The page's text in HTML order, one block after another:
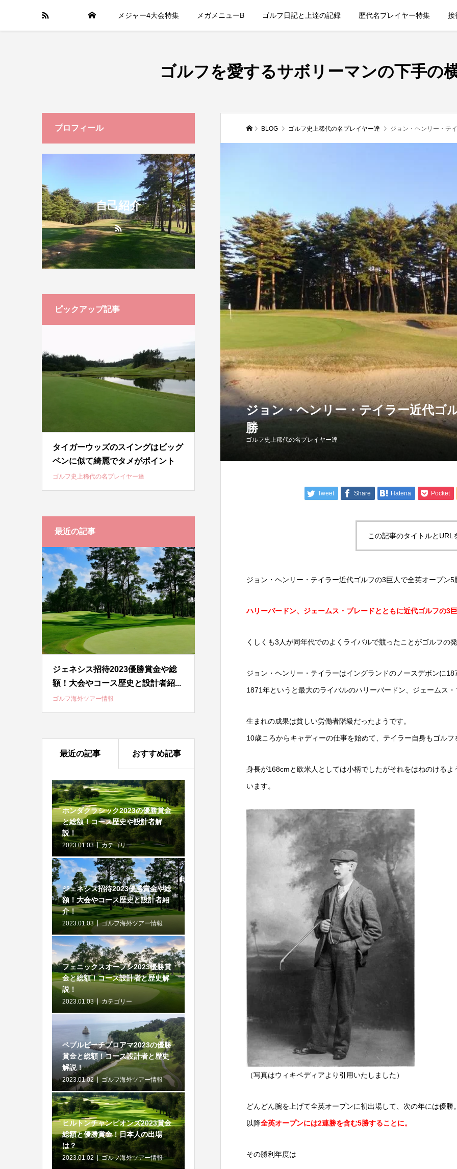
メジャー4大会特集 メガメニューB ゴルフ日記と上達の記録 歴代名プレイヤー特集 接
ゴルフを愛するサボリーマンの下手の
BLOG ゴルフ史上稀代の名プレイヤー達 ジョン・ヘンリー・テ
ジョン・ヘンリー・テイラー近代ゴ
勝
ゴルフ史上稀代の名プレイヤー達
Tweet Share Hatena Pocket
この記事のタイトルとURL
ジョン・ヘンリー・テイラー近代ゴルフの3巨人で全英オープン
ハリーバードン、ジェームス・ブレードとともに近代ゴルフの3
くしくも3人が同年代でのよくライバルで競ったことがゴルフの
ジョン・ヘンリー・テイラーはイングランドのノースデボンに
1871年というと最大のライバルのハリーバードン、ジェームス
生まれの成果は貧しい労働者階級だったようです。
10歳ころからキャディーの仕事を始めて、テイラー自身もゴル
身長が168cmと欧米人としては小柄でしたがそれをはねのける
います。
（写真はウィキペディアより引用いたしました）
どんどん腕を上げて全英オープンに初出場して、次の年には優勝
以降全英オープンには2連勝を含む5勝することに。
その勝利年度は
プロフィール
自己紹介
。
ピックアップ記事
タイガーウッズのスイングはビッグ
ベンに似て綺麗でタメがポイント
ゴルフ史上稀代の名プレイヤー達
最近の記事
ジェネシス招待2023優勝賞金や総
額！大会やコース歴史と設計者紹...
ゴルフ海外ツアー情報
最近の記事 おすすめ記事
ホンダクラシック2023の優勝賞金
と総額！コース歴史や設計者解
説！
2023.01.03 カテゴリー
ジェネシス招待2023優勝賞金や総
額！大会やコース歴史と設計者紹
介！
2023.01.03 ゴルフ海外ツアー情報
フェニックスオープン2023優勝賞
金と総額！コース設計者と歴史解
説！
2023.01.03 カテゴリー
ペブルビーチプロアマ2023の優勝
賞金と総額！コース設計者と歴史
解説！
2023.01.02 ゴルフ海外ツアー情報
ヒルトンチャンピオンズ2023賞金
総額と優勝賞金！日本人の出場
は？
2023.01.02 ゴルフ海外ツアー情報